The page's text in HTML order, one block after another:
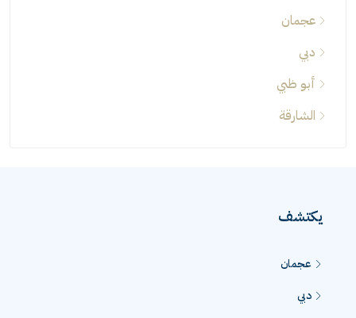
عجمان
دبي
أبو ظبي
الشارقة
يكتشف
عجمان
دبي